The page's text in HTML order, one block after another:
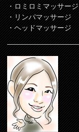
・ロミロミマッサージ
・リンパマッサージ
・ヘッドマッサージ